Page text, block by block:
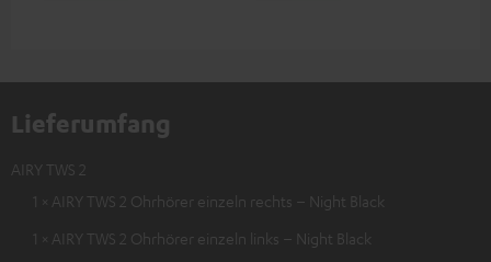
Lieferumfang
AIRY TWS 2
1 × AIRY TWS 2 Ohrhörer einzeln rechts – Night Black
1 × AIRY TWS 2 Ohrhörer einzeln links – Night Black